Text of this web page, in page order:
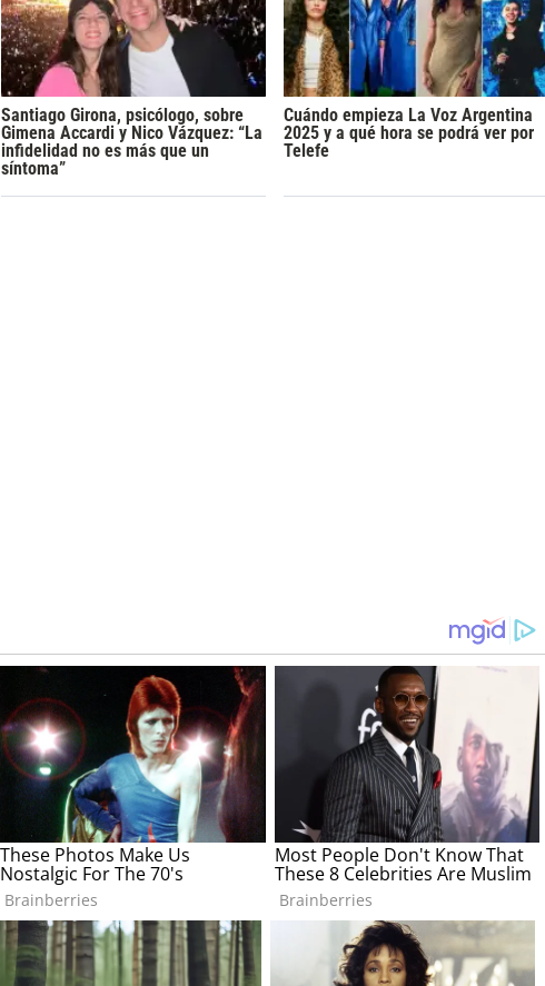
Santiago Girona, psicólogo, sobre
Gimena Accardi y Nico Vázquez: “La
infidelidad no es más que un
síntoma”
Cuándo empieza La Voz Argentina
2025 y a qué hora se podrá ver por
Telefe